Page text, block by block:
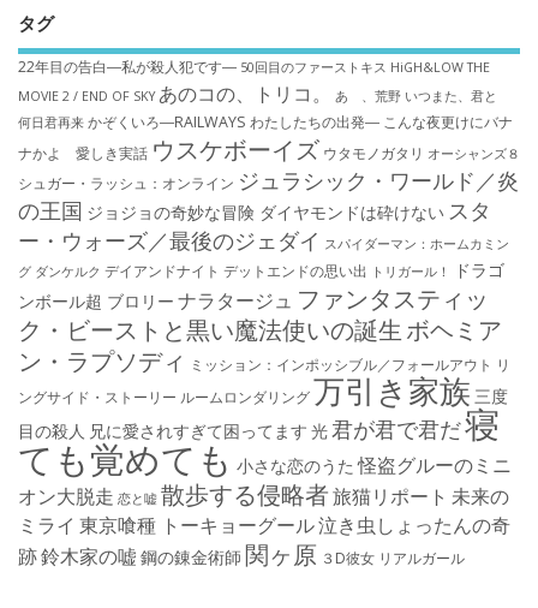
タグ
22年目の告白―私が殺人犯です― 50回目のファーストキス HiGH&LOW THE
MOVIE 2 / END OF SKY あのコの、トリコ。 あゝ、荒野 いつまた、君と
何日君再来 かぞくいろ―RAILWAYS わたしたちの出発― こんな夜更けにバナ
ナかよ 愛しき実話 ウスケボーイズ ウタモノガタリ オーシャンズ８
シュガー・ラッシュ：オ​ンライン ジュラシック・ワールド／炎
の王国 ジョジョの奇妙な冒険 ダイヤモンドは砕けない スタ
ー・ウォーズ／最後のジェダイ スパイダーマン：ホームカミン
グ ダンケルク デイアンドナイト デットエンドの思い出 トリガール！
ドラゴ
ンボール超 ブロリー ナラタージュ ファンタスティッ
ク・ビーストと黒い魔法使いの誕生 ボヘミア
ン・ラプソディ ミッション：インポッシブル／フォールアウト リ
ングサイド・ストーリー ルームロンダリング万引き家族 三度
目の殺人 兄に愛されすぎて困ってます 光君が君で君だ寝
ても覚めても 小さな恋のうた 怪盗グルーのミニ
オン大脱走 恋と嘘 散歩する侵略者旅猫リポート 未来の
ミライ 東京喰種 トーキョーグール泣き虫しょったんの奇
跡鈴木家の嘘 鋼の錬金術師 関ヶ原 ３D彼女 リアルガール